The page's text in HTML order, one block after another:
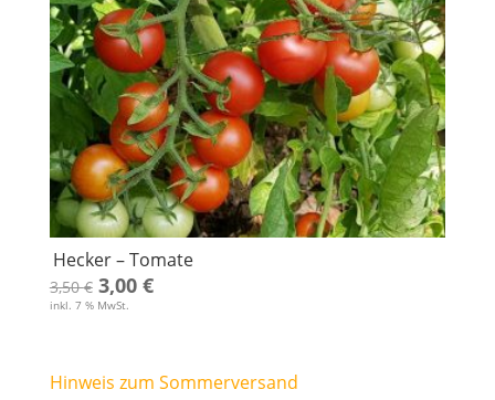
Hecker – Tomate
3,50€ Ursprünglicher
Preis
3,00 €Aktueller
inkl. 7 % MwSt.
Hinweis zum Sommerversand